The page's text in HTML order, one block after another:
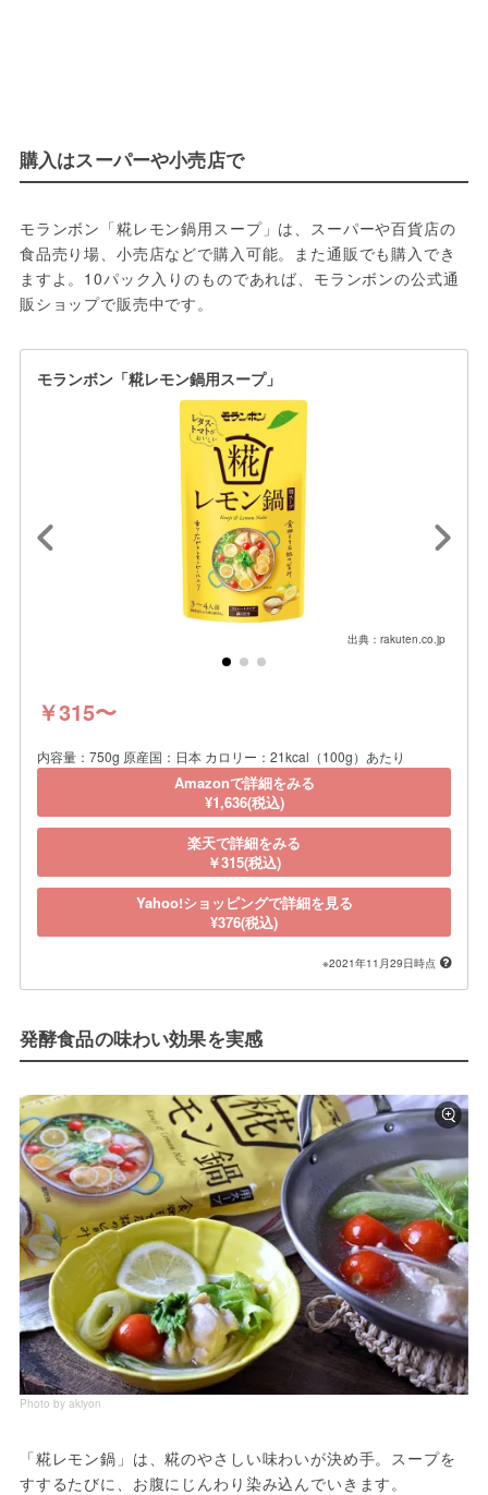
購入はスーパーや小売店で
モランボン「糀レモン鍋用スープ」は、スーパーや百貨店の
食品売り場、小売店などで購入可能。また通販でも購入でき
ますよ。10パック入りのものであれば、モランボンの公式通
販ショップで販売中です。
モランボン「糀レモン鍋用スープ」
出典：rakuten.co.jp
￥315〜
内容量：750g 原産国：日本 カロリー：21kcal（100g）あたり
Amazonで詳細をみる
¥1,636(税込)
楽天で詳細をみる
￥315(税込)
Yahoo!ショッピングで詳細を見る
¥376(税込)
※2021年11月29日時点
発酵食品の味わい効果を実感
Photo by akiyon
「糀レモン鍋」は、糀のやさしい味わいが決め手。スープを
すするたびに、お腹にじんわり染み込んでいきます。